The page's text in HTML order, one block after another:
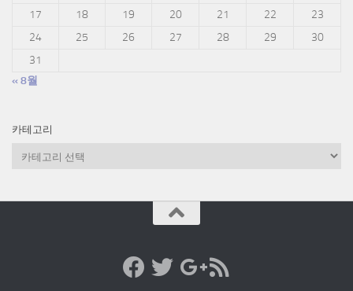
17
18 19 20 21 22
23
24
25 26 27 28 29
30
31
« 8월
카테고리
리